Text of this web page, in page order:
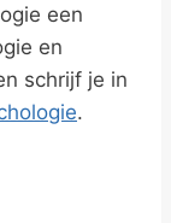
een
en
schrijf je in
.